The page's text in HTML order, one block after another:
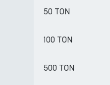
50 TON
100 TON
500 TON